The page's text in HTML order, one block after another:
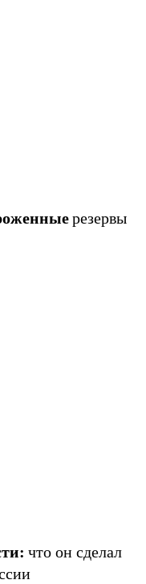
резервы
что он сделал